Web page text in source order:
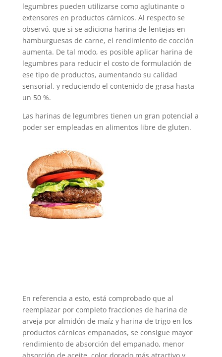
legumbres pueden utilizarse como aglutinante o
extensores en productos cárnicos. Al respecto se
observó, que si se adiciona harina de lentejas en
hamburguesas de carne, el rendimiento de cocción
aumenta. De tal modo, es posible aplicar harina de
legumbres para reducir el costo de formulación de
ese tipo de productos, aumentando su calidad
sensorial, y reduciendo el contenido de grasa hasta
un 50 %.
Las harinas de legumbres tienen un gran potencial a
poder ser empleadas en alimentos libre de gluten.
En referencia a esto, está comprobado que al
reemplazar por completo fracciones de harina de
arveja por almidón de maíz y harina de trigo en los
productos cárnicos empanados, se consigue mayor
rendimiento de absorción del empanado, menor